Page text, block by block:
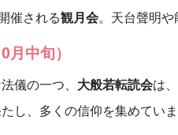
催される観月会。天台聲明
中旬）
儀の一つ、 大般若転読会は
し、多くの信仰を集めていま